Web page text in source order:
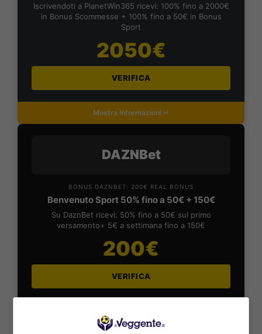
Iscrivendoti a PlanetWin365 ricevi: 100% fino a 2000€
in Bonus Scommesse + 100% fino a 50€ in Bonus
Sport
2050€
VERIFICA
Mostra Informazioni
DAZNBet
BONUS DAZNBET: 200€ REAL BONUS
Benvenuto Sport 50% fino a 50€ + 150€
Su DaznBet ricevi: 50% fino a 50€ sul primo
versamento+ 5€ a settimana fino a 150€
200€
VERIFICA